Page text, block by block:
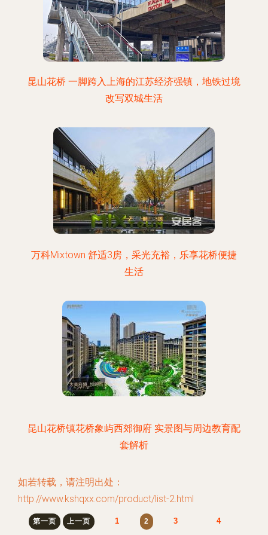
昆山花桥 一脚跨入上海的江苏经济强镇，地铁过境
改写双城生活
万科Mixtown 舒适3房，采光充裕，乐享花桥便捷
生活
昆山花桥镇花桥象屿西郊御府 实景图与周边教育配
套解析
如若转载，请注明出处：
http://www.kshqxx.com/product/list-2.html
第一页 上一页 1 2 3 4